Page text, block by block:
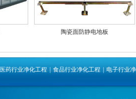
陶瓷面防静电地板
医药行业净化工程 食品行业净化工程 电子行业